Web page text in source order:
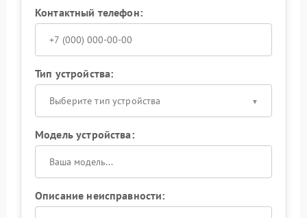
Контактный телефон:
Тип устройства:
Выберите тип устройства
Модель устройства:
Описание неисправности: